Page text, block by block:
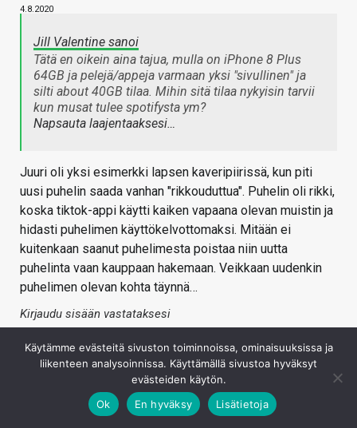
4.8.2020
Jill Valentine sanoi
Tätä en oikein aina tajua, mulla on iPhone 8 Plus
64GB ja pelejä/appeja varmaan yksi "sivullinen" ja
silti about 40GB tilaa. Mihin sitä tilaa nykyisin tarvii
kun musat tulee spotifysta ym?
Napsauta laajentaaksesi…
Juuri oli yksi esimerkki lapsen kaveripiirissä, kun piti
uusi puhelin saada vanhan "rikkouduttua". Puhelin oli rikki,
koska tiktok-appi käytti kaiken vapaana olevan muistin ja
hidasti puhelimen käyttökelvottomaksi. Mitään ei
kuitenkaan saanut puhelimesta poistaa niin uutta
puhelinta vaan kauppaan hakemaan. Veikkaan uudenkin
puhelimen olevan kohta täynnä…
Kirjaudu sisään vastataksesi
Käytämme evästeitä sivuston toiminnoissa, ominaisuuksissa ja
liikenteen analysoinnissa. Käyttämällä sivustoa hyväksyt
evästeiden käytön.
Ok
En hyväksy Lisätietoja